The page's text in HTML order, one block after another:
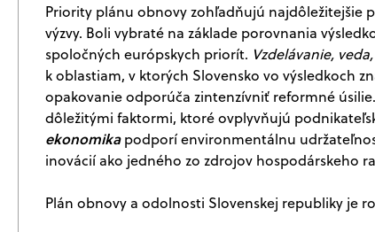
Priority plánu obnovy zohľadňujú najdôležitejšie
výzvy. Boli vybraté na základe porovnania
spoločných európskych priorít. Vzdelávanie,
k oblastiam, v ktorých Slovensko vo výsledkoch
opakovanie odporúča zintenzívniť reformné úsilie.
dôležitými faktormi, ktoré ovplyvňujú
ekonomika podporí environmentálnu
inovácií ako jedného zo zdrojov hospodárskeho
Plán obnovy a odolnosti Slovenskej republiky je